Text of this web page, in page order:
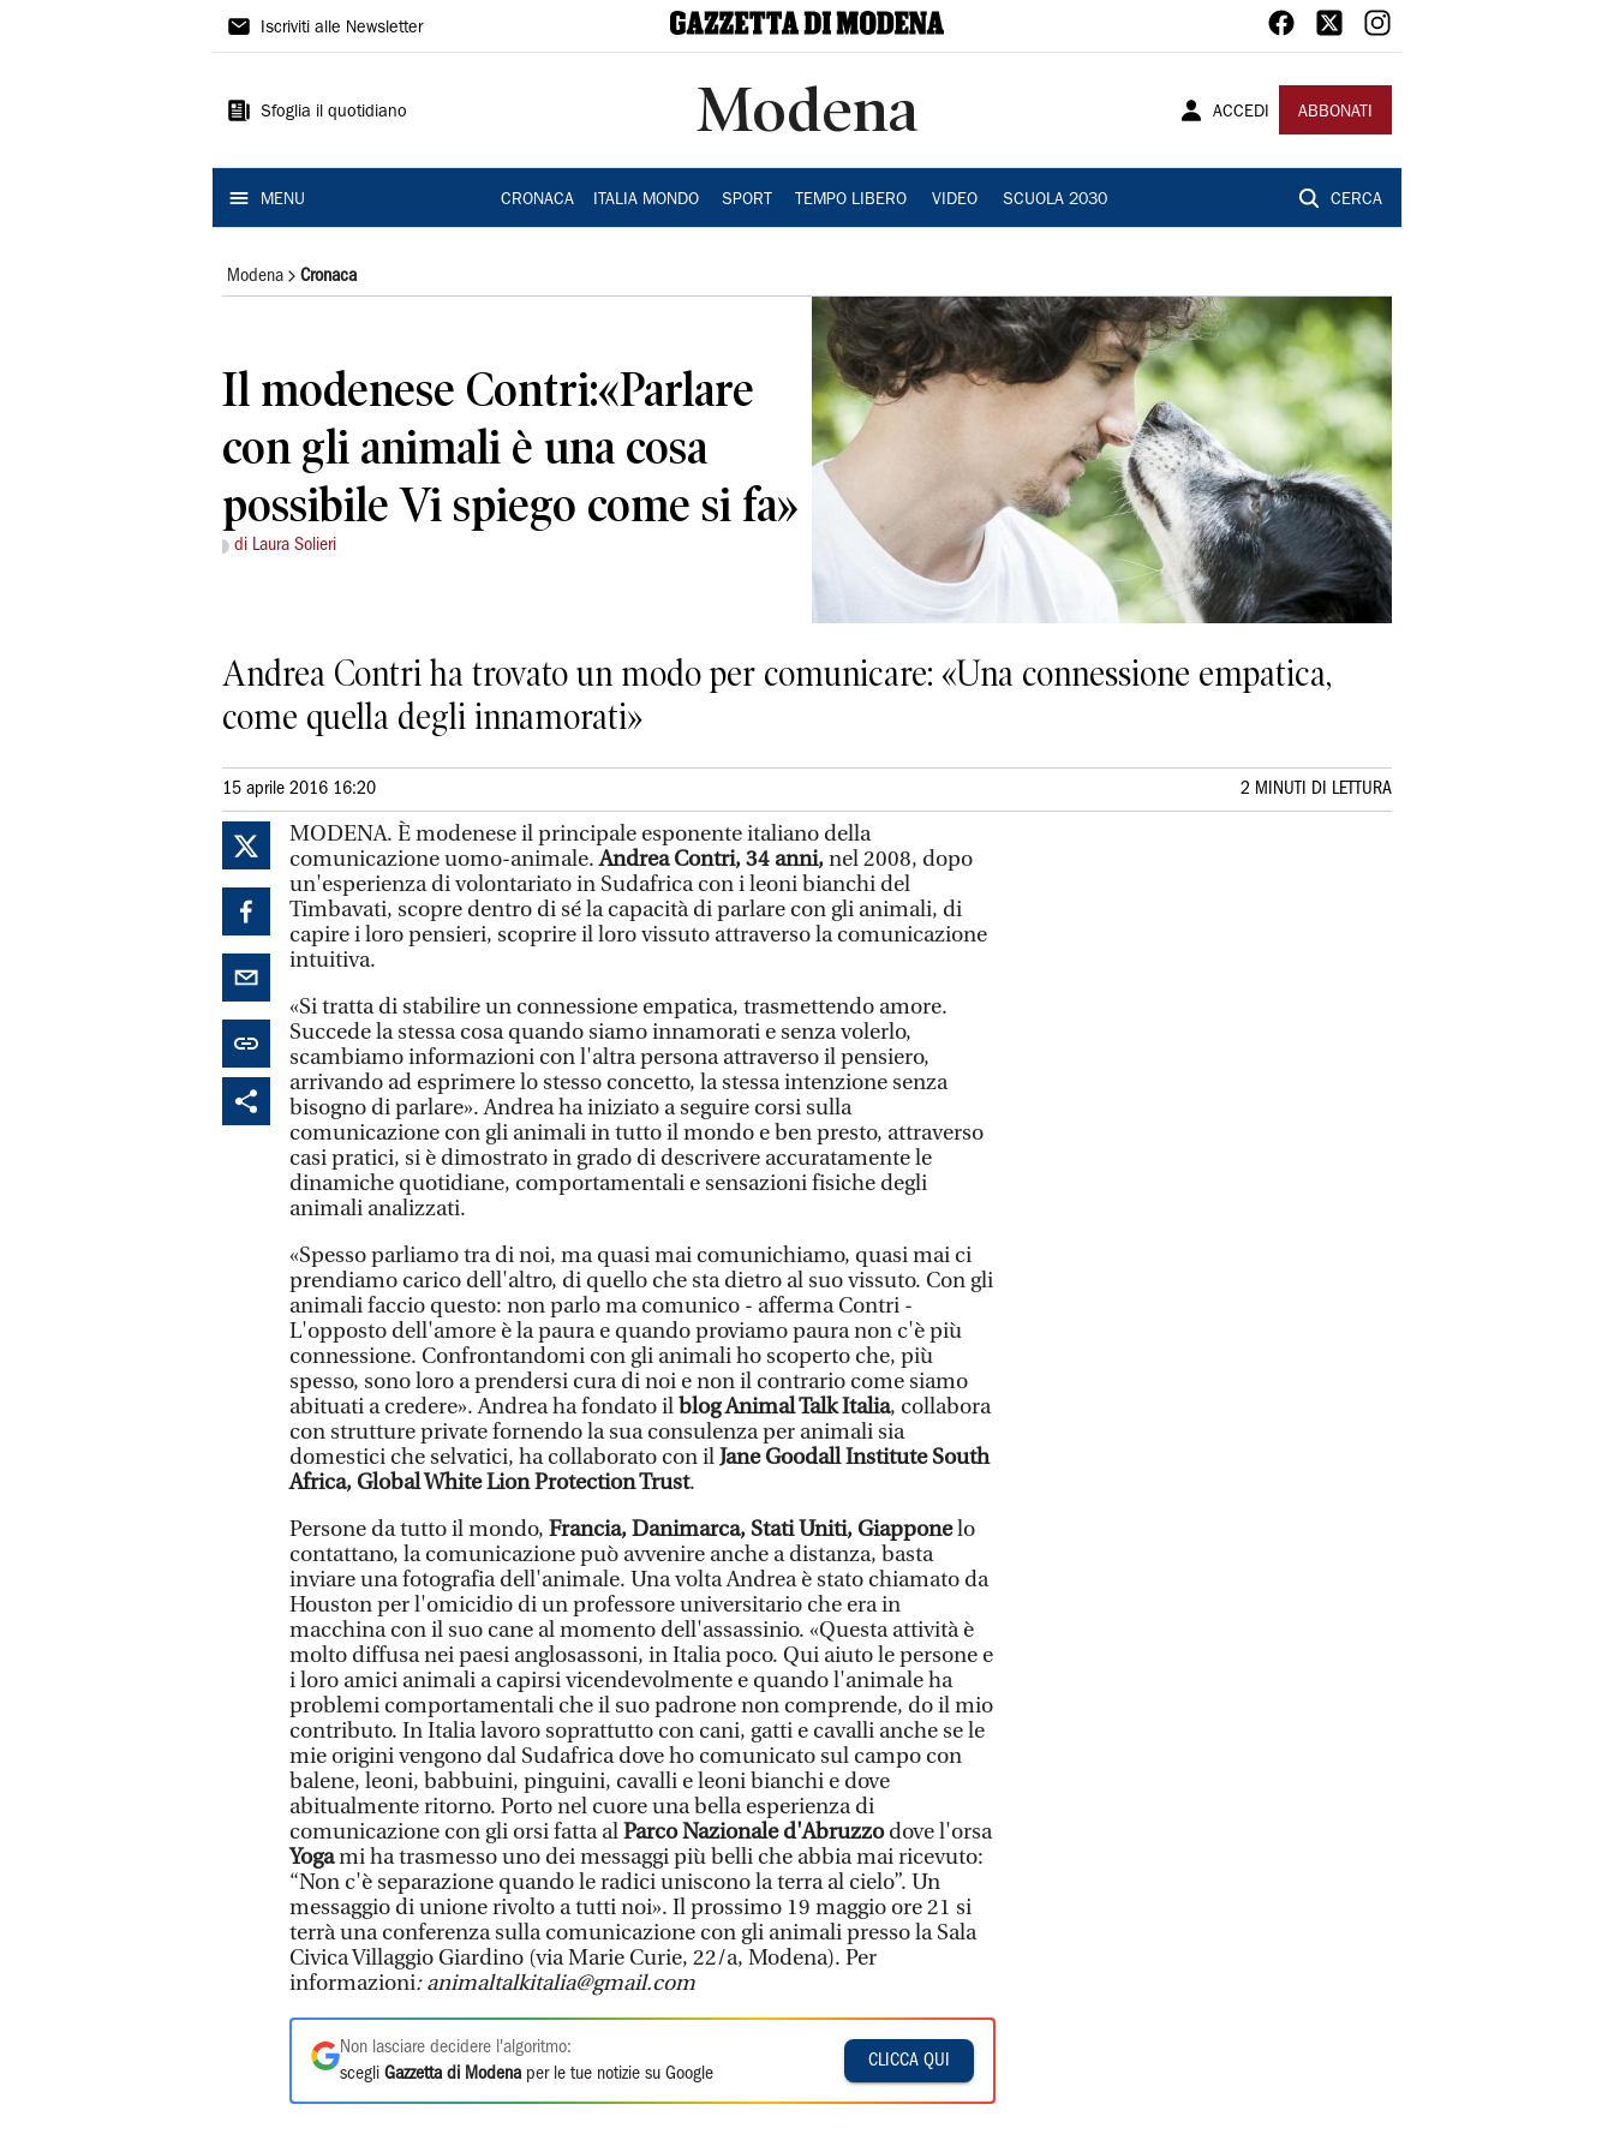
Gazzetta
Modena
Iscriviti alle Newsletter
Sfoglia il quotidiano Modena ACCEDI ABBONATI
MENU CRONACA ITALIA MONDO SPORT TEMPO LIBERO VIDEO SCUOLA 2030 CERCA
Modena Cronaca
Il modenese Contri:«Parlare
con gli animali è una cosa
possibile Vi spiego come si fa»
di Laura Solieri
Andrea Contri ha trovato un modo per comunicare: «Una connessione empatica,
come quella degli innamorati»
15 aprile 2016 16:20 2 MINUTI DI LETTURA
MODENA. È modenese il principale esponente italiano della
comunicazione uomo-animale.Andrea Contri, 34 anni,nel 2008, dopo
un'esperienza di volontariato in Sudafrica con i leoni bianchi del
Timbavati, scopre dentro di sé la capacità di parlare con gli animali, di
capire i loro pensieri, scoprire il loro vissuto attraverso la comunicazione
intuitiva.
«Si tratta di stabilire un connessione empatica, trasmettendo amore.
Succede la stessa cosa quando siamo innamorati e senza volerlo,
scambiamo informazioni con l'altra persona attraverso il pensiero,
arrivando ad esprimere lo stesso concetto, la stessa intenzione senza
bisogno di parlare». Andrea ha iniziato a seguire corsi sulla
comunicazione con gli animali in tutto il mondo e ben presto, attraverso
casi pratici, si è dimostrato in grado di descrivere accuratamente le
dinamiche quotidiane, comportamentali e sensazioni fisiche degli
animali analizzati.
«Spesso parliamo tra di noi, ma quasi mai comunichiamo, quasi mai ci
prendiamo carico dell'altro, di quello che sta dietro al suo vissuto. Con gli
animali faccio questo: non parlo ma comunico - afferma Contri -
L'opposto dell'amore è la paura e quando proviamo paura non c'è più
connessione. Confrontandomi con gli animali ho scoperto che, più
spesso, sono loro a prendersi cura di noi e non il contrario come siamo
abituati a credere». Andrea ha fondato ilblog Animal Talk Italia, collabora
con strutture private fornendo la sua consulenza per animali sia
domestici che selvatici, ha collaborato con ilJane Goodall Institute South
Africa, Global White Lion Protection Trust.
Persone da tutto il mondo, Francia, Danimarca, Stati Uniti, Giapponelo
contattano, la comunicazione può avvenire anche a distanza, basta
inviare una fotografia dell'animale. Una volta Andrea è stato chiamato da
Houston per l'omicidio di un professore universitario che era in
macchina con il suo cane al momento dell'assassinio. «Questa attività è
molto diffusa nei paesi anglosassoni, in Italia poco. Qui aiuto le persone e
i loro amici animali a capirsi vicendevolmente e quando l'animale ha
problemi comportamentali che il suo padrone non comprende, do il mio
contributo. In Italia lavoro soprattutto con cani, gatti e cavalli anche se le
mie origini vengono dal Sudafrica dove ho comunicato sul campo con
balene, leoni, babbuini, pinguini, cavalli e leoni bianchi e dove
abitualmente ritorno. Porto nel cuore una bella esperienza di
comunicazione con gli orsi fatta alParco Nazionale d'Abruzzodove l'orsa
Yogami ha trasmesso uno dei messaggi più belli che abbia mai ricevuto:
“Non c'è separazione quando le radici uniscono la terra al cielo”. Un
messaggio di unione rivolto a tutti noi». Il prossimo 19 maggio ore 21 si
terrà una conferenza sulla comunicazione con gli animali presso la Sala
Civica Villaggio Giardino (via Marie Curie, 22/a, Modena). Per
informazioni: animaltalkitalia@gmail.com
Non lasciare decidere l'algoritmo:
scegli Gazzetta di Modena per le tue notizie su Google
CLICCA QUI